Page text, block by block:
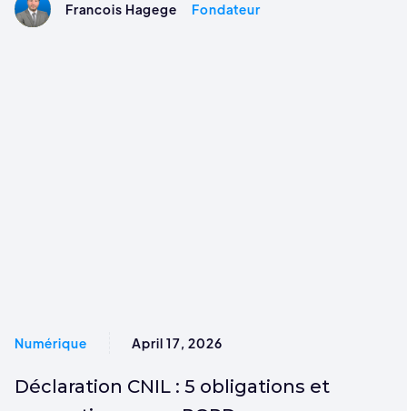
Francois Hagege Fondateur
Numérique April 17, 2026
Déclaration CNIL : 5 obligations et